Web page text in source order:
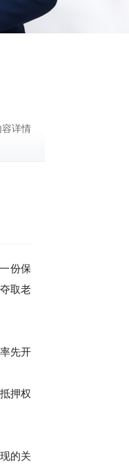
容详情
份保
取老
先开
押权
的关